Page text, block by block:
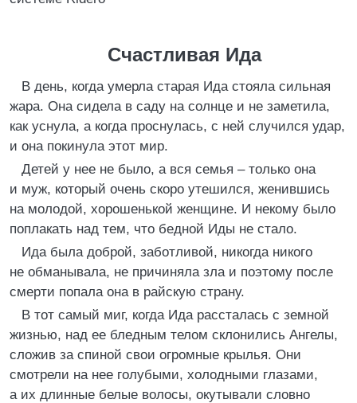
Счастливая Ида
В день, когда умерла старая Ида стояла сильная
жара. Она сидела в саду на солнце и не заметила,
как уснула, а когда проснулась, с ней случился удар,
и она покинула этот мир.
Детей у нее не было, а вся семья – только она
и муж, который очень скоро утешился, женившись
на молодой, хорошенькой женщине. И некому было
поплакать над тем, что бедной Иды не стало.
Ида была доброй, заботливой, никогда никого
не обманывала, не причиняла зла и поэтому после
смерти попала она в райскую страну.
В тот самый миг, когда Ида рассталась с земной
жизнью, над ее бледным телом склонились Ангелы,
сложив за спиной свои огромные крылья. Они
смотрели на нее голубыми, холодными глазами,
а их длинные белые волосы, окутывали словно